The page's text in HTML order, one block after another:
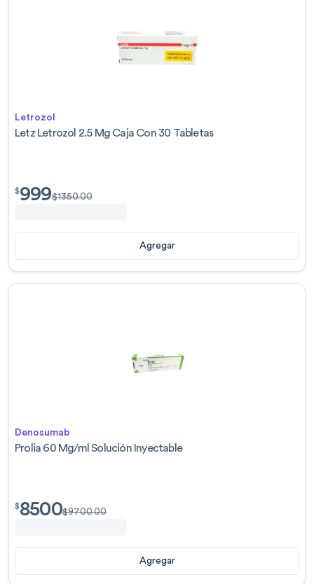
Letrozol
Letz Letrozol 2.5 Mg Caja Con 30 Tabletas
$999.00
$999$1350.00
Agregar
Denosumab
Prolia 60 Mg/ml Solución Inyectable
$8500.00
$8500$9700.00
Agregar